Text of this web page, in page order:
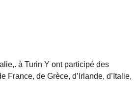
à Turin Y ont participé des
France, de Grèce, d’Irlande, d’Italie,